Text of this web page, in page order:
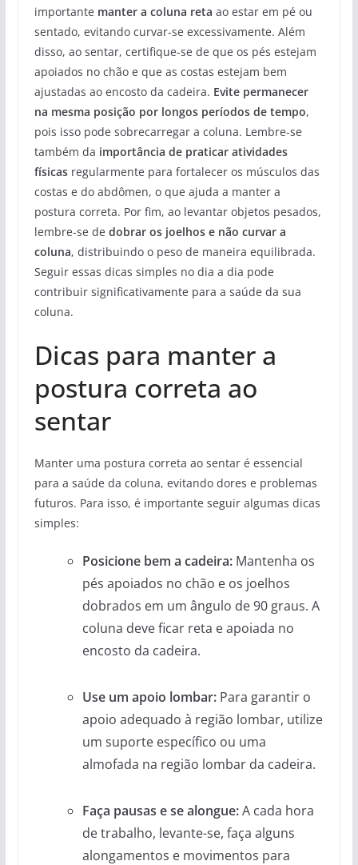
importante manter a coluna reta ao estar em pé ou
sentado, evitando curvar-se excessivamente. Além
disso, ao sentar, certifique-se de que os pés estejam
apoiados no chão e que as costas estejam bem
ajustadas ao encosto da cadeira. Evite permanecer
na mesma posição por longos períodos de tempo,
pois isso pode sobrecarregar a coluna. Lembre-se
também da importância de praticar atividades
físicasregularmente para fortalecer os músculos das
costas e do abdômen, o que ajuda a manter a
postura correta. Por fim, ao levantar objetos pesados,
lembre-se de dobrar os joelhos e não curvar a
coluna, distribuindo o peso de maneira equilibrada.
Seguir essas dicas simples no dia a dia pode
contribuir significativamente para a saúde da sua
coluna.
Dicas para manter a
postura correta ao
sentar
Manter uma postura correta ao sentar é essencial
para a saúde da coluna, evitando dores e problemas
futuros. Para isso, é importante seguir algumas dicas
simples:
Posicione bem a cadeira:Mantenha os
pés apoiados no chão e os joelhos
dobrados em um ângulo de 90 graus. A
coluna deve ficar reta e apoiada no
encosto da cadeira.
Use um apoio lombar:Para garantir o
apoio adequado à região lombar, utilize
um suporte específico ou uma
almofada na região lombar da cadeira.
Faça pausas e se alongue:A cada hora
de trabalho, levante-se, faça alguns
alongamentos e movimentos para